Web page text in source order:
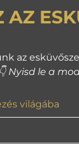
AZ
az
👇 Nyisd le a
világába